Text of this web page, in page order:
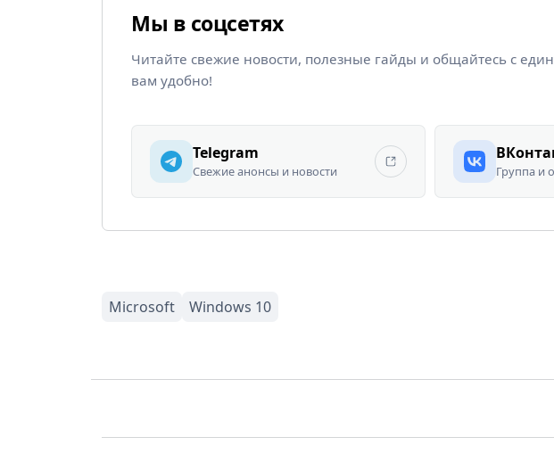
Мы в соцсетях
Читайте свежие новости, полезные гайды и общайтесь с
вам удобно!
Telegram
Свежие анонсы и новости Группа и